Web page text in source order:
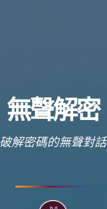
無聲解密
破解密碼的無聲對話